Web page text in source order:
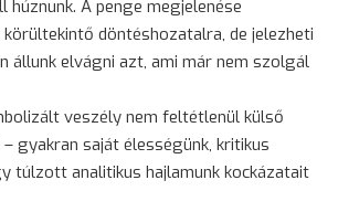
húznunk. A penge megjelenése
döntéshozatalra, de jelezheti
állunk elvágni azt, ami már nem szolgál
veszély nem feltétlenül külső
gyakran saját élességünk, kritikus
túlzott analitikus hajlamunk kockázatait